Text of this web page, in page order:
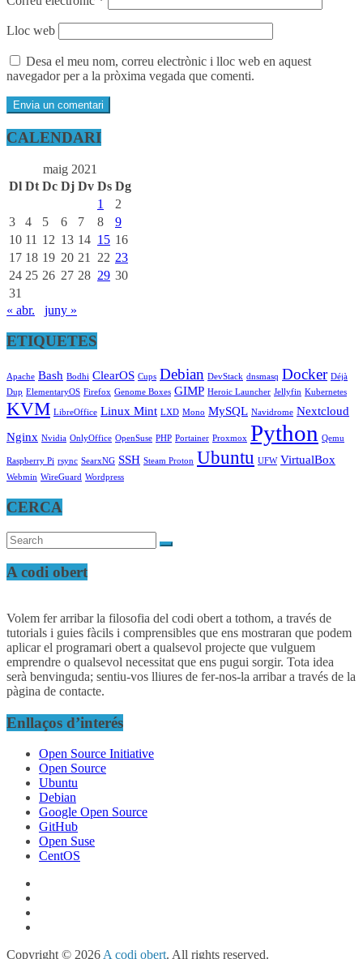
Lloc web
Desa el meu nom, correu electrònic i lloc web en aquest
navegador per a la pròxima vegada que comenti.
CALENDARI
maig 2021
Dl Dt Dc Dj Dv Ds Dg
1
2
3
4 5 6 7 8
9
10 11 12 13 14 15 16
17 18 19 20 21 22 23
24 25 26 27 28 29 30
31
« abr.
juny »
ETIQUETES
Apache Bash Bodhi ClearOS Cups Debian DevStack dnsmasq Docker Déjà
Dup ElementaryOS Firefox Genome Boxes GIMP Heroic Launcher Jellyfin Kubernetes
KVM LibreOffice Linux Mint LXD Mono MySQL Navidrome Nextcloud
Nginx Nvidia OnlyOffice OpenSuse PHP Portainer Proxmox Python Qemu
Raspberry Pi rsync SearxNG SSH Steam Proton Ubuntu UFW VirtualBox
Webmin WireGuard Wordpress
CERCA
A codi obert
Volem fer arribar la filosofia del codi obert a tothom, a través de
tutorials i guies fàcils i comprensibles que ens mostraran que podem
aplicar el programari obert a qualsevol projecte que vulguem
emprendre o qualsevol necessitat que ens pugui sorgir. Tota idea
serà benvinguda; sentiu-vos lliures de fer-nos-la arribar a través de la
pàgina de contacte.
Enllaços d’interés
Open Source Initiative
Open Source
Ubuntu
Debian
Google Open Source
GitHub
Open Suse
CentOS
Copyright © 2026A codi obert. All rights reserved.